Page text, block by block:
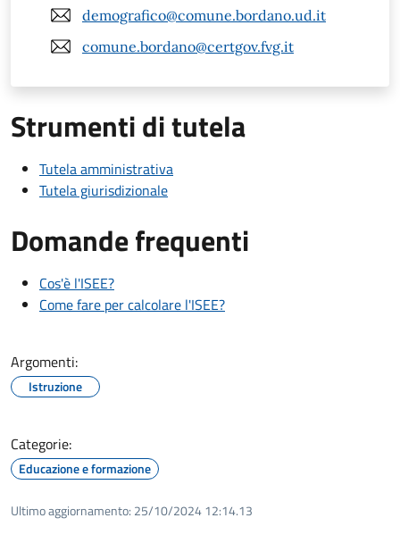
demografico@comune.bordano.ud.it
comune.bordano@certgov.fvg.it
Strumenti di tutela
Tutela amministrativa
Tutela giurisdizionale
Domande frequenti
Cos'è l'ISEE?
Come fare per calcolare l'ISEE?
Argomenti:
Istruzione
Categorie:
Educazione e formazione
Ultimo aggiornamento: 25/10/2024 12:14.13